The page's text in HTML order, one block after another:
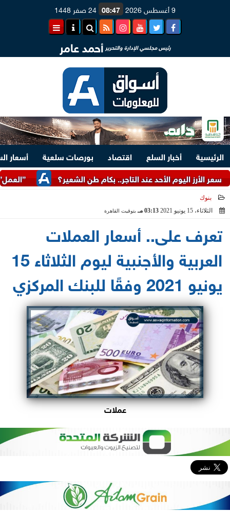
9 أغسطس 2026 08:47 24 صفر 1448
رئيس مجلسي الإدارة والتحرير أحمد عامر
الرئيسية أخبار السلع اقتصاد بورصات سلعية
أسعار
”العمل”: توفير 3070 فرصة عمل بمجموعة طلعت مصطفى
اليوم الأحد عند التاجر.. بكام طن الشعير؟
بنوك
الثلاثاء، 15 يونيو 2021
03:13 مـ بتوقيت القاهرة
تعرف على.. أسعار العملات
العربية والأجنبية ليوم الثلاثاء 15
يونيو 2021 وفقًا للبنك المركزي‎
عملات